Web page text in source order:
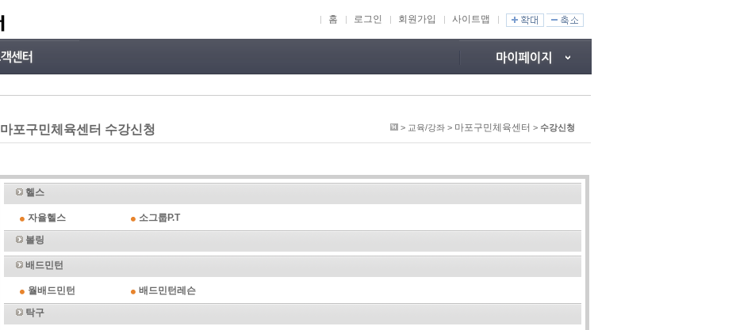
홈 로그인 회원가입 사이트맵
마포구민체육센터 수강신청 > 교육/강좌 > 마포구민체육센터 > 수강신청
헬스
자율헬스
소그룹P.T
볼링
배드민턴
월배드민턴
배드민턴레슨
탁구